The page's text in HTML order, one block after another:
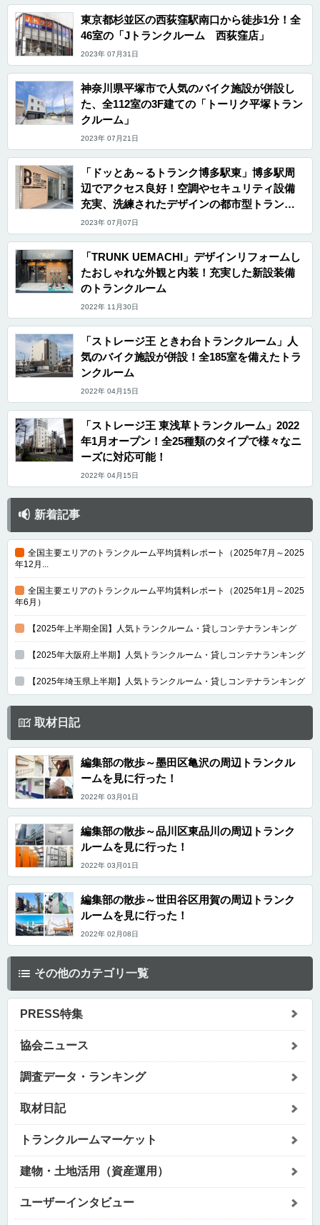
東京都杉並区の西荻窪駅南口から徒歩1分！全
46室の「Jトランクルーム 西荻窪店」
2023年 07月31日
神奈川県平塚市で人気のバイク施設が併設し
た、全112室の3F建ての「トーリク平塚トラン
クルーム」
2023年 07月21日
「ドッとあ～るトランク博多駅東」博多駅周
辺でアクセス良好！空調やセキュリティ設備
充実、洗練されたデザインの都市型トランク
ルーム
2023年 07月07日
「TRUNK UEMACHI」デザインリフォームし
たおしゃれな外観と内装！充実した新設装備
のトランクルーム
2022年 11月30日
「ストレージ王 ときわ台トランクルーム」人
気のバイク施設が併設！全185室を備えたトラ
ンクルーム
2022年 04月15日
「ストレージ王 東浅草トランクルーム」2022
年1月オープン！全25種類のタイプで様々なニ
ーズに対応可能！
2022年 04月15日
新着記事
全国主要エリアのトランクルーム平均賃料レポート（2025年7月～2025
年12月...
全国主要エリアのトランクルーム平均賃料レポート（2025年1月～2025
年6月）
【2025年上半期全国】人気トランクルーム・貸しコンテナランキング
【2025年大阪府上半期】人気トランクルーム・貸しコンテナランキング
【2025年埼玉県上半期】人気トランクルーム・貸しコンテナランキング
取材日記
編集部の散歩～墨田区亀沢の周辺トランクル
ームを見に行った！
2022年 03月01日
編集部の散歩～品川区東品川の周辺トランク
ルームを見に行った！
2022年 03月01日
編集部の散歩～世田谷区用賀の周辺トランク
ルームを見に行った！
2022年 02月08日
その他のカテゴリ一覧
PRESS特集
協会ニュース
調査データ・ランキング
取材日記
トランクルームマーケット
建物・土地活用（資産運用）
ユーザーインタビュー